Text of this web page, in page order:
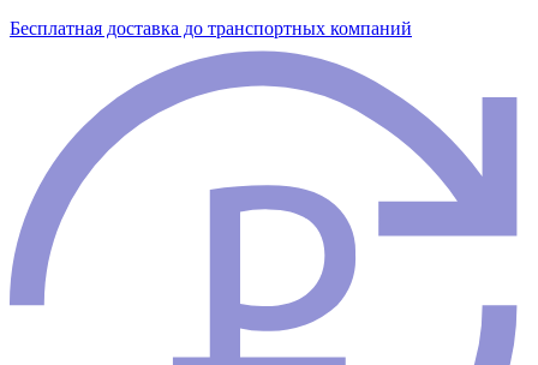
Бесплатная доставка до транспортных компаний